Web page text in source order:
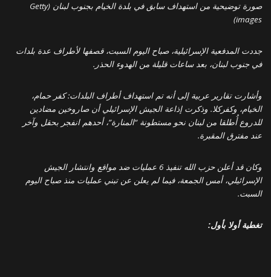
صورة توضيحية من استهداف سابق في بلدة الخيام بجنوب لبنان (Getty
images)
جددت المدفعية الإسرائيلية، صباح اليوم السبت، قصفها لأطراف عدة بلدات
في جنوب لبنان، بعد ساعات قليلة من الهدوء الحذر.
وأشارت تقارير عربية إلى أنه تم استهداف أطراف البلدات: كفر حمام،
الخيام، وكفركلا. وذكرت إذاعة الجيش الإسرائيلي أن صاروخين مضادين
للدروع أُطلقا من لبنان نحو مستطونة “المنارة”، أحدهم انفجر بحقل وآخر
عند مفترق المقبرة.
وكان قد أعلن حزب الله تنفيذ 6 عمليات ضد مواقع وانتشار الجيش
الإسرائيلي، أمس الجمعة، فيما لم يعلن عن تبني عمليات منذ صباح اليوم
السبت.
تغطية أولا بأول: